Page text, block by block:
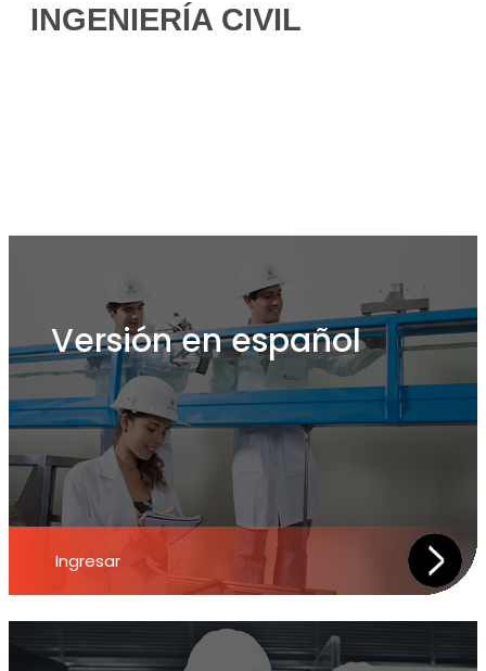
INGENIERÍA CIVIL
Versión en español
Ingresar